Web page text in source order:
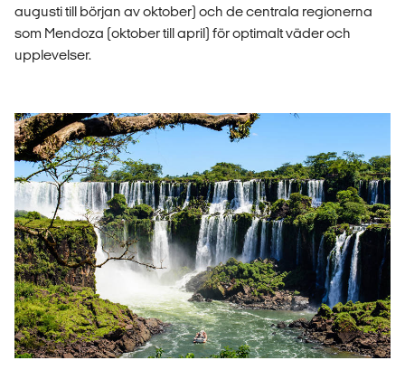
augusti till början av oktober) och de centrala regionerna
som Mendoza (oktober till april) för optimalt väder och
upplevelser.